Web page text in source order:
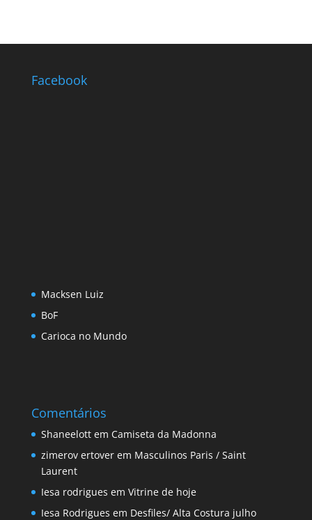
Facebook
Macksen Luiz
BoF
Carioca no Mundo
Comentários
Shaneelottem Camiseta da Madonna
zimerov ertoverem Masculinos Paris / Saint
Laurent
Iesa rodrigues em Vitrine de hoje
Iesa Rodrigues em Desfiles/ Alta Costura julho